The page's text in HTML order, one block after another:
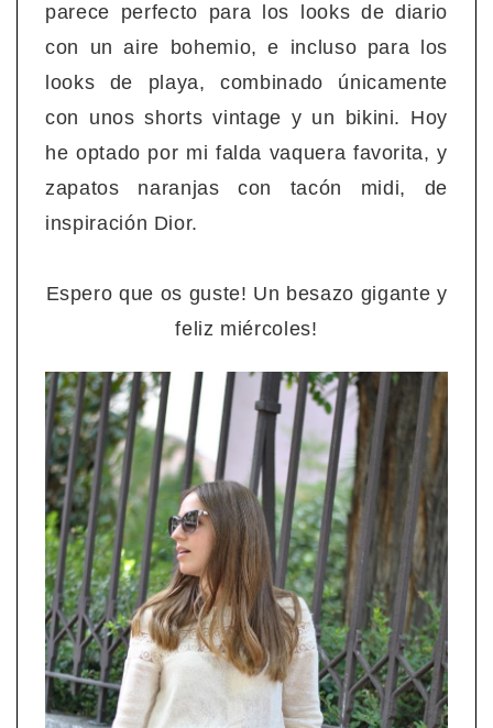
parece perfecto para los looks de diario
con un aire bohemio, e incluso para los
looks de playa, combinado únicamente
con unos shorts vintage y un bikini. Hoy
he optado por mi falda vaquera favorita, y
zapatos naranjas con tacón midi, de
inspiración Dior.
Espero que os guste! Un besazo gigante y
feliz miércoles!